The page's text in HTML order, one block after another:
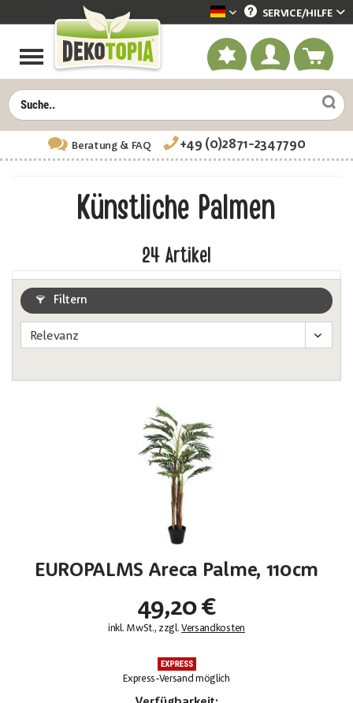
Dekotopia deutsch
SERVICE/HILFE
Beratung& FAQ +49 (0)2871-2347790
Künstliche Palmen
24Artikel
Filtern
EUROPALMS Areca Palme, 110cm
49,20 €
inkl. MwSt., zzgl.Versandkosten
Express-Versand möglich